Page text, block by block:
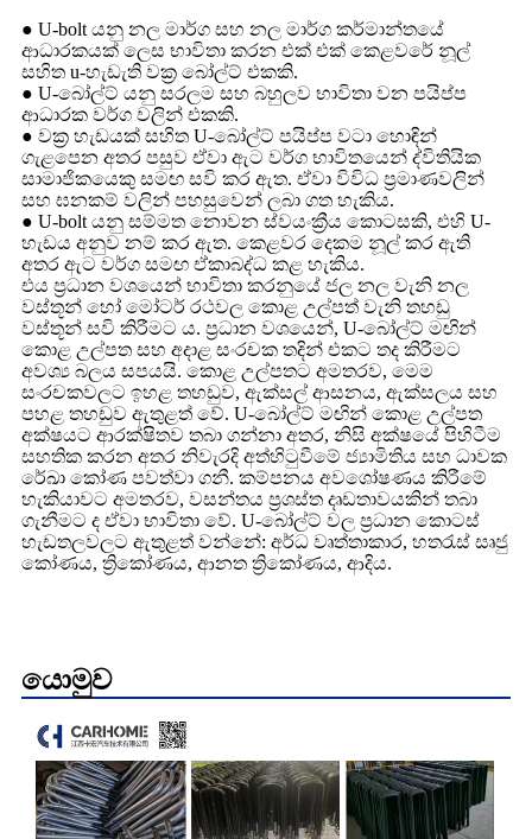
● U-bolt යනු නල මාර්ග සහ නල මාර්ග කර්මාන්තයේ
ආධාරකයක් ලෙස භාවිතා කරන එක් එක් කෙළවරේ නූල්
සහිත u-හැඩැති වක්‍ර බෝල්ට් එකකි.
● U-බෝල්ට් යනු සරලම සහ බහුලව භාවිතා වන පයිප්ප
ආධාරක වර්ග වලින් එකකි.
● වක්‍ර හැඩයක් සහිත U-බෝල්ට් පයිප්ප වටා හොඳින්
ගැළපෙන අතර පසුව ඒවා ඇට වර්ග භාවිතයෙන් ද්විතියික
සාමාජිකයෙකු සමඟ සවි කර ඇත. ඒවා විවිධ ප්‍රමාණවලින්
සහ ඝනකම් වලින් පහසුවෙන් ලබා ගත හැකිය.
● U-bolt යනු සම්මත නොවන ස්වයංක්‍රීය කොටසකි, එහි U-
හැඩය අනුව නම් කර ඇත. කෙළවර දෙකම නූල් කර ඇති
අතර ඇට වර්ග සමඟ ඒකාබද්ධ කළ හැකිය.
එය ප්‍රධාන වශයෙන් භාවිතා කරනුයේ ජල නල වැනි නල
වස්තූන් හෝ මෝටර් රථවල කොළ උල්පත් වැනි තහඩු
වස්තූන් සවි කිරීමට ය. ප්‍රධාන වශයෙන්, U-බෝල්ට් මඟින්
කොළ උල්පත සහ අදාළ සංරචක තදින් එකට තද කිරීමට
අවශ්‍ය බලය සපයයි. කොළ උල්පතට අමතරව, මෙම
සංරචකවලට ඉහළ තහඩුව, ඇක්සල් ආසනය, ඇක්සලය සහ
පහළ තහඩුව ඇතුළත් වේ. U-බෝල්ට් මඟින් කොළ උල්පත
අක්ෂයට ආරක්ෂිතව තබා ගන්නා අතර, නිසි අක්ෂයේ පිහිටීම
සහතික කරන අතර නිවැරදි අත්හිටුවීමේ ජ්‍යාමිතිය සහ ධාවක
රේඛා කෝණ පවත්වා ගනී. කම්පනය අවශෝෂණය කිරීමේ
හැකියාවට අමතරව, වසන්තය ප්‍රශස්ත දෘඩතාවයකින් තබා
ගැනීමට ද ඒවා භාවිතා වේ. U-බෝල්ට් වල ප්‍රධාන කොටස්
හැඩතලවලට ඇතුළත් වන්නේ: අර්ධ වෘත්තාකාර, හතරැස් සෘජු
කෝණය, ත්‍රිකෝණය, ආනත ත්‍රිකෝණය, ආදිය.
යොමුව